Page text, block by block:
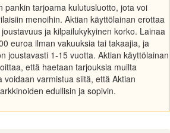
pankin tarjoama kulutusluotto, jota voi
menoihin. Aktian käyttölainan erottaa
ja kilpailukykyinen korko. Lainaa
euroa ilman vakuuksia tai takaajia, ja
joustavasti 1-15 vuotta. Aktian käyttölainan
että haetaan tarjouksia muilta
voidaan varmistua siitä, että Aktian
edullisin ja sopivin.